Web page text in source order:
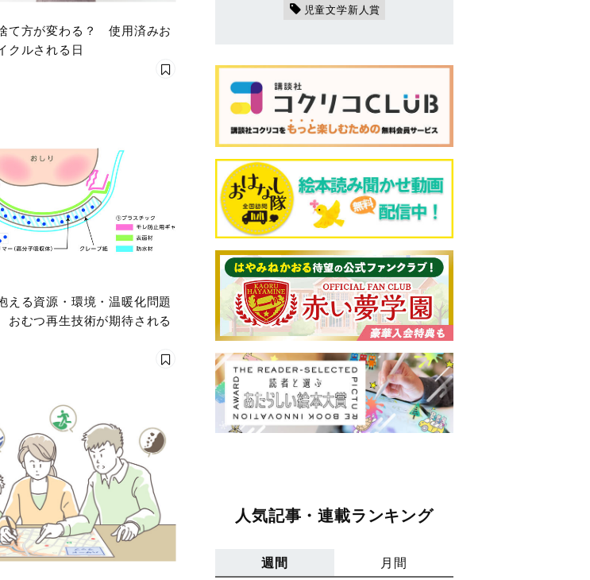
て方が変わる？ 使用済みお
クルされる日
える資源・環境・温暖化問題
むつ再生技術が期待される
児童文学新人賞
人気記事・連載ランキング
週間 月間